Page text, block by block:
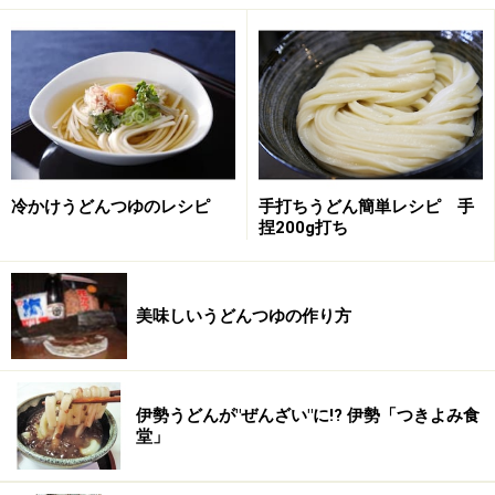
当店のイチオシ！ 三重の魅力が幅広く味わえる「伊勢うど
んの膳」
サッパリもちもちの「冷製サラダうどん」
いちばんの人気メニューは「伊勢うどんの膳」（1590
円）。三重のさまざまな味を同時に楽しめます。ほかに
「和風カレー肉うどんの膳」（1990円）なども。
伊勢うどんの麺を使った新しいメニューの開発にも意欲
的で、夏場はヘルシーでサッパリした味わいの「冷製サ
冷かけうどんつゆのレシピ
手打ちうどん簡単レシピ 手
捏200g打ち
美味しいうどんつゆの作り方
伊勢うどんが"ぜんざい"に!? 伊勢「つきよみ食
堂」